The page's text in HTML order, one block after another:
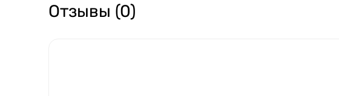
Отзывы (0)